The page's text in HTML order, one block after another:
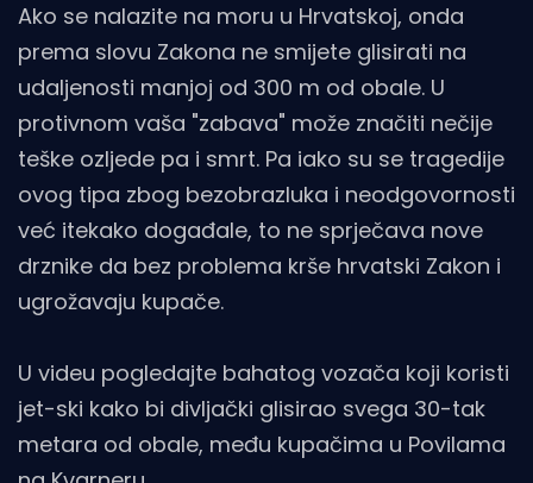
Ako se nalazite na moru u Hrvatskoj, onda
prema slovu Zakona ne smijete glisirati na
udaljenosti manjoj od 300 m od obale. U
protivnom vaša "zabava" može značiti nečije
teške ozljede pa i smrt. Pa iako su se tragedije
ovog tipa zbog bezobrazluka i neodgovornosti
već itekako događale, to ne sprječava nove
drznike da bez problema krše hrvatski Zakon i
ugrožavaju kupače.
U videu pogledajte bahatog vozača koji koristi
jet-ski kako bi divljački glisirao svega 30-tak
metara od obale, među kupačima u Povilama